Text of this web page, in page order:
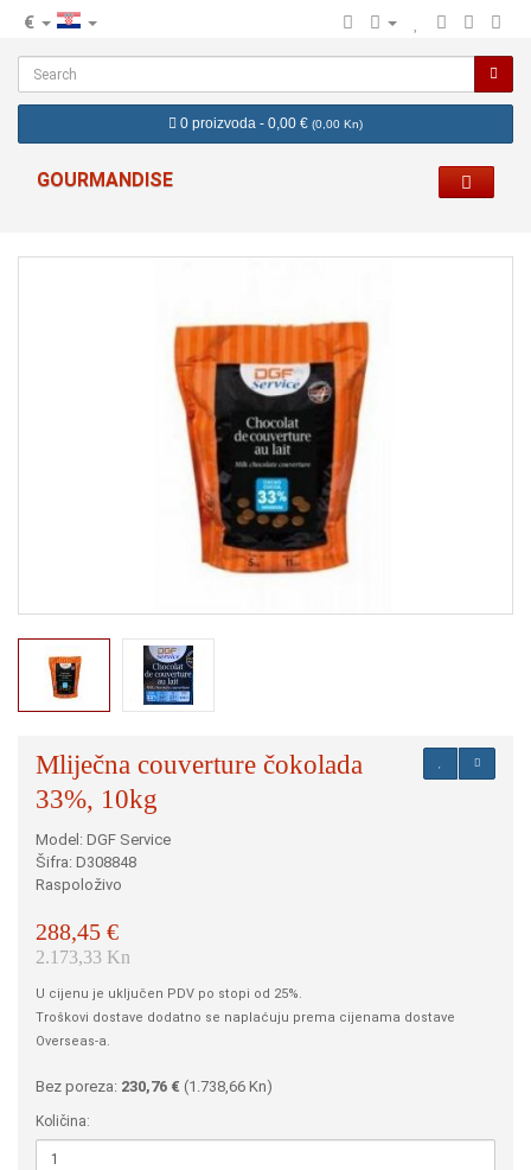
€ hr
0 proizvoda - 0,00 € (0,00 Kn)
GOURMANDISE
Mliječna couverture čokolada
33%, 10kg
Model: DGF Service
Šifra: D308848
Raspoloživo
288,45 €
2.173,33 Kn
U cijenu je uključen PDV po stopi od 25%.
Troškovi dostave dodatno se naplaćuju prema cijenama dostave
Overseas-a.
Bez poreza: 230,76 € (1.738,66 Kn)
Količina: